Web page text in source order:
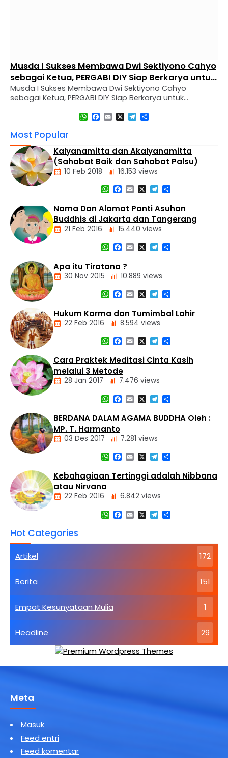
Musda I Sukses Membawa Dwi Sektiyono Cahyo
sebagai Ketua, PERGABI DIY Siap Berkarya untuk
Kemajuan Pendidikan Agama Buddha
Musda I Sukses Membawa Dwi Sektiyono Cahyo
sebagai Ketua, PERGABI DIY Siap Berkarya untuk
November 2024 – Perkumpulan Guru Agama Buddha
Musyawarah Daerah (MUSDA) I pemilihan dan
pembentukan pengurus sekaligus melaksanakan
pelantikan pengurus baru untuk periode 2024-2027.
Kegiatan ini diselenggarakan di Vihara Dharma Wijaya,
…
WhatsApp
Facebook
Email
X Telegram
Most Popular
Kalyanamitta dan Akalyanamitta
(Sahabat Baik dan Sahabat Palsu)
10 Feb 2018 16.153 views
WhatsApp
Facebook
Email
X Telegram
Share
Tempat
Buddhis
Berita
Daerah
Nasional
Panti
Asuhan
Nama Dan Alamat Panti Asuhan
Buddhis di Jakarta dan Tangerang
21 Feb 2016 15.440 views
WhatsApp
Facebook
Email
X Telegram
Share
Dasar
Agama
Buddha
Tiga
Mustika
Apa itu Tiratana ?
30 Nov 2015 10.889 views
WhatsApp
Facebook
Email
X Telegram
Share
Artikel
Dasar
Agama
Buddha
Hukum
dan
Tumimbal-
lahir
Hukum Karma dan Tumimbal Lahir
22 Feb 2016 8.594 views
WhatsApp
Facebook
Email
X Telegram
Share
Meditasi
Cara Praktek Meditasi Cinta Kasih
melalui 3 Metode
28 Jan 2017 7.476 views
WhatsApp
Facebook
Email
X Telegram
Share
BERDANA DALAM AGAMA BUDDHA Oleh :
MP. T. Harmanto
03 Des 2017 7.281 views
WhatsApp
Facebook
Email
X Telegram
Share
Dasar
Agama
Buddha
Kebahagiaan
Kebahagiaan Tertinggi adalah Nibbana
atau Nirvana
22 Feb 2016 6.842 views
WhatsApp
Facebook
Email
X Telegram
Share
Hot Categories
Artikel 172
Berita 151
Empat Kesunyataan Mulia 1
Headline 29
Meta
Masuk
Feed entri
Feed komentar